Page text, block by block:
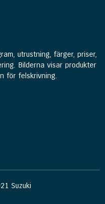
utrustning, färger, priser,
Bilderna visar produkter
för felskrivning.
Suzuki